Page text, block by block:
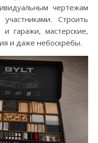
чертежам
Строить
гаражи, мастерские,
и даже небоскрёбы.